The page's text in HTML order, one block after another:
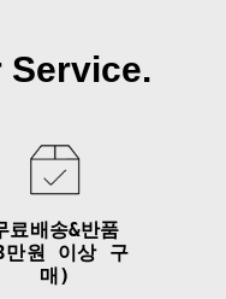
Service.
료배송&반품
만원 이상 구
매)